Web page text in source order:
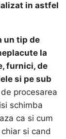
in astfel
un tip de
la
furnici, de
si pe sub
procesarea
schimba
ca si cum
si cand